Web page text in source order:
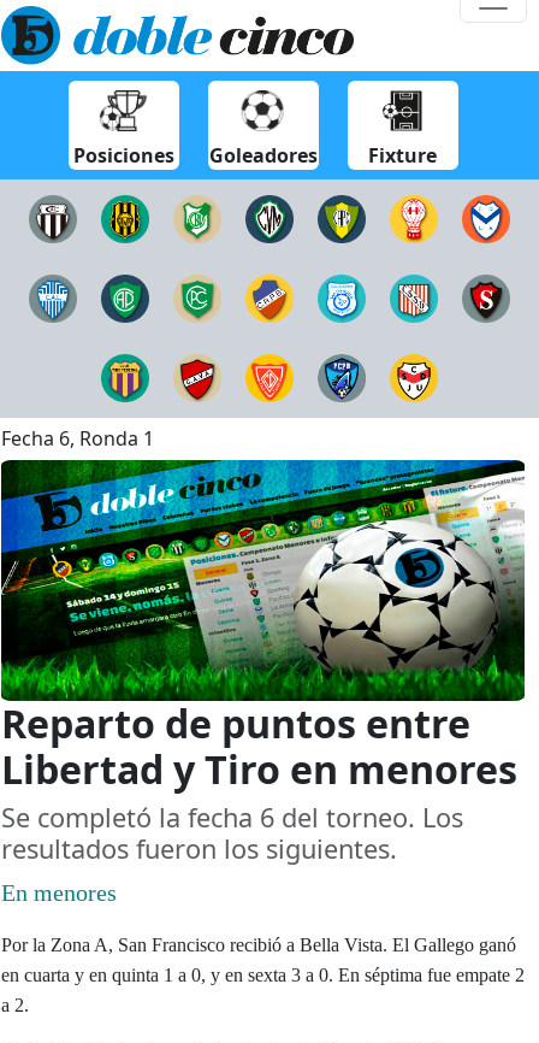
Posiciones Goleadores Fixture
Fecha 6, Ronda 1
Reparto de puntos entre
Libertad y Tiro en menores
Se completó la fecha 6 del torneo. Los
resultados fueron los siguientes.
En menores
Por la Zona A, San Francisco recibió a Bella Vista. El Gallego ganó
en cuarta y en quinta 1 a 0, y en sexta 3 a 0. En séptima fue empate 2
a 2.